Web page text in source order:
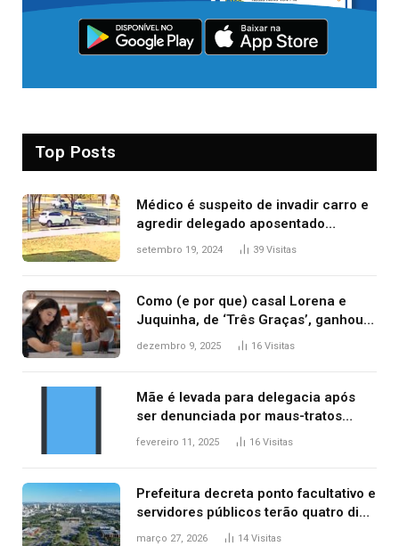
Top Posts
Médico é suspeito de invadir carro e
agredir delegado aposentado
durante confusão no trânsito
setembro 19, 2024 39 Visitas
Como (e por que) casal Lorena e
Juquinha, de ‘Três Graças’, ganhou
repercussão internacional
dezembro 9, 2025 16 Visitas
Mãe é levada para delegacia após
ser denunciada por maus-tratos
contra dois filhos, diz polícia
fevereiro 11, 2025 16 Visitas
Prefeitura decreta ponto facultativo e
servidores públicos terão quatro dias
de folga na Semana Santa
março 27, 2026 14 Visitas